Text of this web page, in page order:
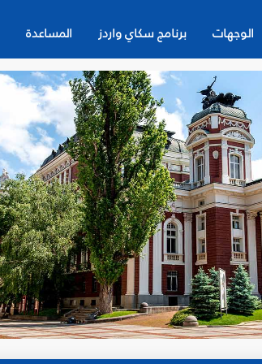
الوجهات برنامج سكاي واردز المساعدة